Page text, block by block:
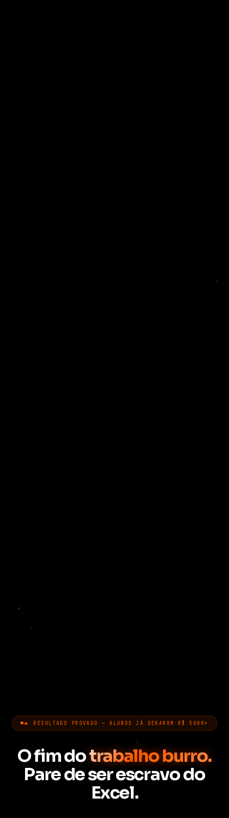
🔥 RESULTADO PROVADO — ALUNOS JÁ GERARAM R$ 500K+
O fim dotrabalho burro.
Pare de ser escravo do
Excel.